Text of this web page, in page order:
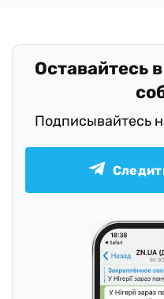
Оставайтесь
Подписывайтесь